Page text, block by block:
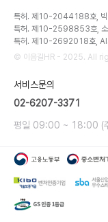
특허. 제10-2044188호, 빅
특허. 제10-2598853호, 소
특허. 제10-2692018호, AI기
© 이음길HR - 2025. All
서비스문의
02-6207-3371
평일 09:00 ~ 18:00 (